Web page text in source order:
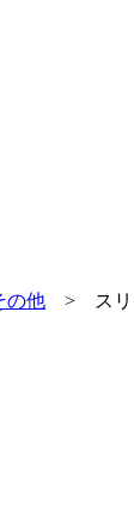
の他 > ス